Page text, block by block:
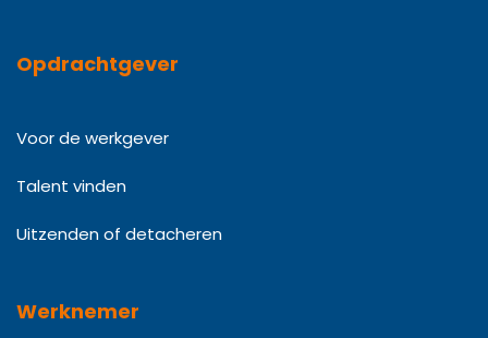
Opdrachtgever
Voor de werkgever
Talent vinden
Uitzenden of detacheren
Werknemer